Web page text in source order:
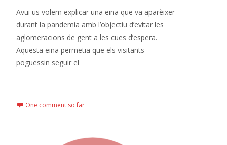
Avui us volem explicar una eina que va aparèixer
durant la pandemia amb l’objectiu d’evitar les
aglomeracions de gent a les cues d’espera.
Aquesta eina permetia que els visitants
poguessin seguir el
One comment so far